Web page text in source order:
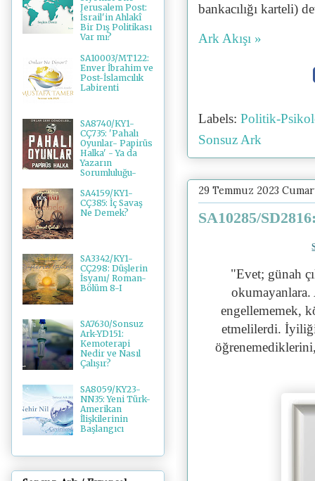
bankacılığı karteli)
Ark Akışı »
Labels: Politik-
Sonsuz Ark
29 Temmuz 2023
SA10285/
"Evet; günah
engellememek,
etmelilerdi.
Jerusalem Post:
İsrail'in Ahlakî
Bir Dış Politikası
Var mı?
SA10003/MT122:
Enver İbrahim ve
Post-İslamcılık
Labirenti
SA8740/KY1-
CÇ735: 'Pahalı
Oyunlar- Papirüs
Halka' - Ya da
Yazarın
Sorumluluğu-
SA4159/KY1-
CÇ385: İç Savaş
Ne Demek?
SA3342/KY1-
CÇ298: Düşlerin
İsyanı/ Roman-
Bölüm 8-I
SA7630/Sonsuz
Ark-YD151:
Kemoterapi
Nedir ve Nasıl
Çalışır?
SA8059/KY23-
NN35: Yeni Türk-
Amerikan
İlişkilerinin
Başlangıcı